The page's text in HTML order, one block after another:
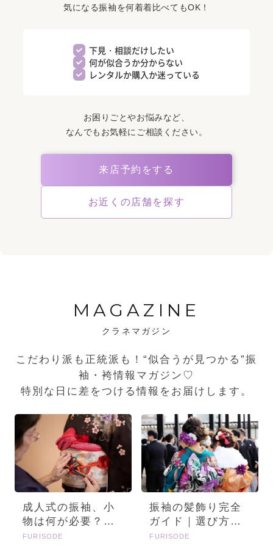
気になる振袖を何着着比べてもOK！
下見・相談だけしたい
何が似合うか分からない
レンタルか購入か迷っている
お困りごとやお悩みなど、
なんでもお気軽にご相談ください。
来店予約をする
お近くの店舗を探す
MAGAZINE
クラネマガジン
こだわり派も正統派も！“似合うが見つかる”振
袖・袴情報マガジン♡
特別な日に差をつける情報をお届けします。
成人式の振袖、小
物は何が必要？画
像とセットで詳し
FURISODE
振袖の髪飾り完全
ガイド｜選び方・
種類・トレンドを
FURISODE